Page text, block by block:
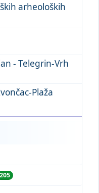
arheoloških
- Telegrin-Vrh
Plaža
205